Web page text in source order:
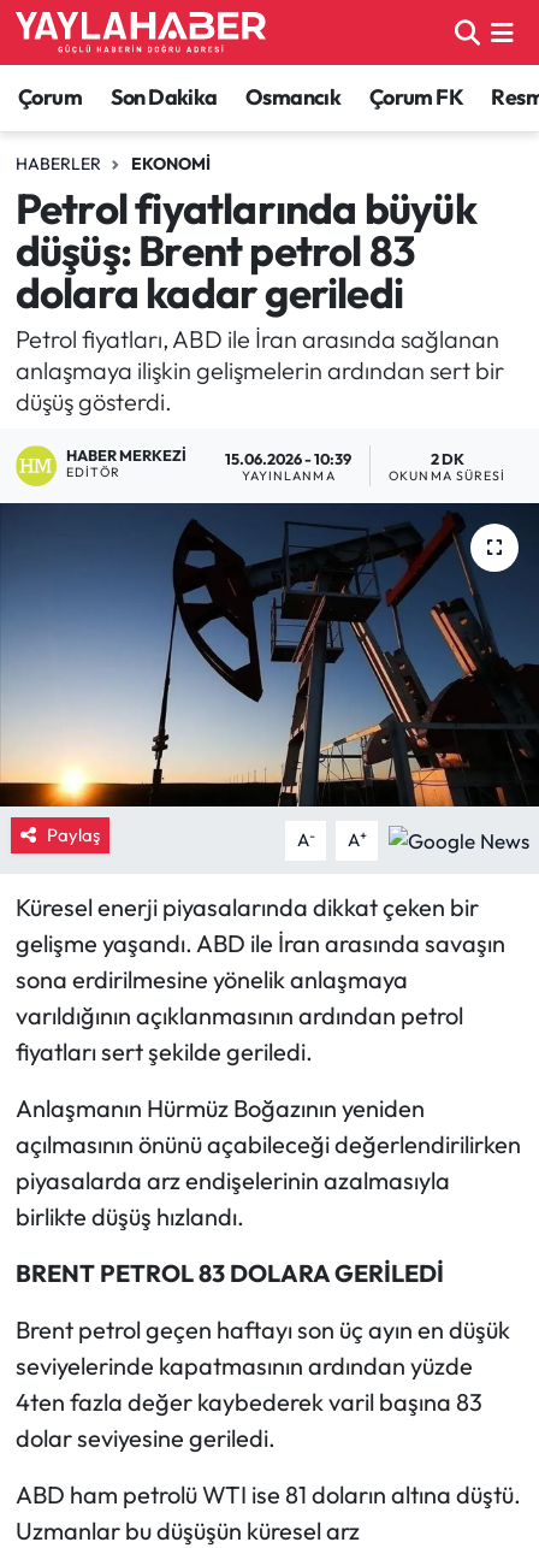
Çorum Son Dakika Osmancık Çorum FK
HABERLER EKONOMI
Petrol fiyatlarında büyük
düşüş: Brent petrol 83
dolara kadar geriledi
Petrol fiyatları, ABD ile İran arasında sağlanan
anlaşmaya ilişkin gelişmelerin ardından sert bir
düşüş gösterdi.
HABER MERKEZI
EDITÖR
15.06.2026 - 10:39
YAYINLANMA
2 DK
OKUNMA SÜRESI
Paylaş A- A+
Küresel enerji piyasalarında dikkat çeken bir
gelişme yaşandı. ABD ile İran arasında savaşın
sona erdirilmesine yönelik anlaşmaya
varıldığının açıklanmasının ardından petrol
fiyatları sert şekilde geriledi.
Anlaşmanın Hürmüz Boğazının yeniden
açılmasının önünü açabileceği değerlendirilirken
piyasalarda arz endişelerinin azalmasıyla
birlikte düşüş hızlandı.
BRENT PETROL 83 DOLARA GERİLEDİ
Brent petrol geçen haftayı son üç ayın en düşük
seviyelerinde kapatmasının ardından yüzde
4ten fazla değer kaybederek varil başına 83
dolar seviyesine geriledi.
ABD ham petrolü WTI ise 81 doların altına düştü.
Uzmanlar bu düşüşün küresel arz
Alaca Haberleri
Bayat Haberleri
Bilgi - Keşfet Haberleri
Bilim ve Teknoloji
Boğazkale Haberleri
Çorum Haberleri
Çorum Son Dakika Haberleri
Dodurga Haberleri
İskilip Haberleri
Kargı Haberleri
Kültür Sanat
Laçin Haberleri
Mecitözü Haberleri
Oğuzlar Haberleri
Osmancık Haberleri
Otomotiv
Resmi İlan
Resmi Reklam
Çorum Nöbetçi Eczaneler
Çorum Hava Durumu
Çorum Namaz Vakitleri
Çorum Trafik Yoğunluk Haritası
TFF 1.Lig Puan Durumu ve Fikstür
Tüm Manşetler
Son Dakika Haberleri